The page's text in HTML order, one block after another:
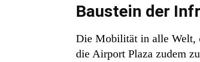
Baustein der
Die Mobilität in alle Welt,
die Airport Plaza zudem